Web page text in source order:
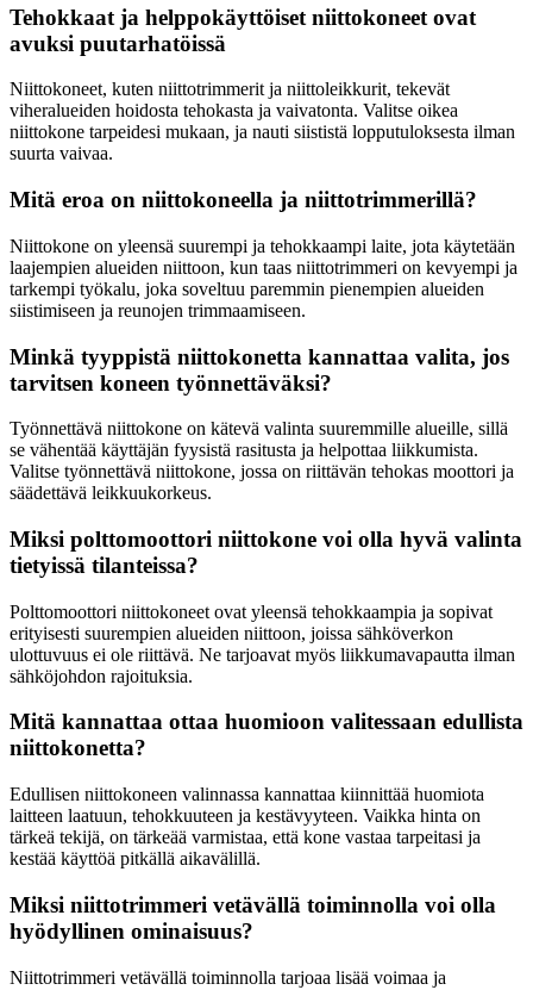
Tehokkaat ja helppokäyttöiset niittokoneet ovat
avuksi puutarhatöissä
Niittokoneet, kuten niittotrimmerit ja niittoleikkurit, tekevät
viheralueiden hoidosta tehokasta ja vaivatonta. Valitse oikea
niittokone tarpeidesi mukaan, ja nauti siististä lopputuloksesta ilman
suurta vaivaa.
Mitä eroa on niittokoneella ja niittotrimmerillä?
Niittokone on yleensä suurempi ja tehokkaampi laite, jota käytetään
laajempien alueiden niittoon, kun taas niittotrimmeri on kevyempi ja
tarkempi työkalu, joka soveltuu paremmin pienempien alueiden
siistimiseen ja reunojen trimmaamiseen.
Minkä tyyppistä niittokonetta kannattaa valita, jos
tarvitsen koneen työnnettäväksi?
Työnnettävä niittokone on kätevä valinta suuremmille alueille, sillä
se vähentää käyttäjän fyysistä rasitusta ja helpottaa liikkumista.
Valitse työnnettävä niittokone, jossa on riittävän tehokas moottori ja
säädettävä leikkuukorkeus.
Miksi polttomoottori niittokone voi olla hyvä valinta
tietyissä tilanteissa?
Polttomoottori niittokoneet ovat yleensä tehokkaampia ja sopivat
erityisesti suurempien alueiden niittoon, joissa sähköverkon
ulottuvuus ei ole riittävä. Ne tarjoavat myös liikkumavapautta ilman
sähköjohdon rajoituksia.
Mitä kannattaa ottaa huomioon valitessaan edullista
niittokonetta?
Edullisen niittokoneen valinnassa kannattaa kiinnittää huomiota
laitteen laatuun, tehokkuuteen ja kestävyyteen. Vaikka hinta on
tärkeä tekijä, on tärkeää varmistaa, että kone vastaa tarpeitasi ja
kestää käyttöä pitkällä aikavälillä.
Miksi niittotrimmeri vetävällä toiminnolla voi olla
hyödyllinen ominaisuus?
Niittotrimmeri vetävällä toiminnolla tarjoaa lisää voimaa ja